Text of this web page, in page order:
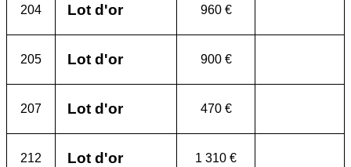
204 Lot d'or 960 €
205 Lot d'or 900 €
207 Lot d'or 470 €
212 Lot d'or 1 310 €